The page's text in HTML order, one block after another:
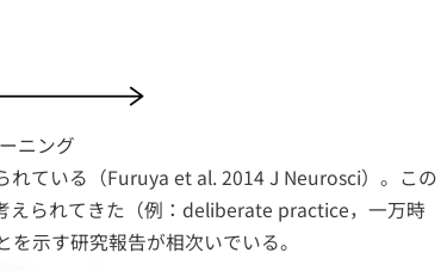
ニング
ている（Furuya et al. 2014 J Neurosci）。この
えられてきた（例：deliberate practice，一万時
示す研究報告が相次いでいる。